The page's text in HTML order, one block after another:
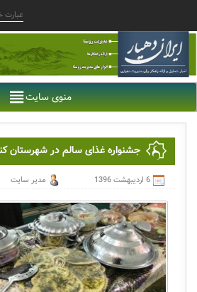
منوی سایت
جشنواره غذای سالم در شهرستان
6 اردیبهشت 1396 مدیر سایت